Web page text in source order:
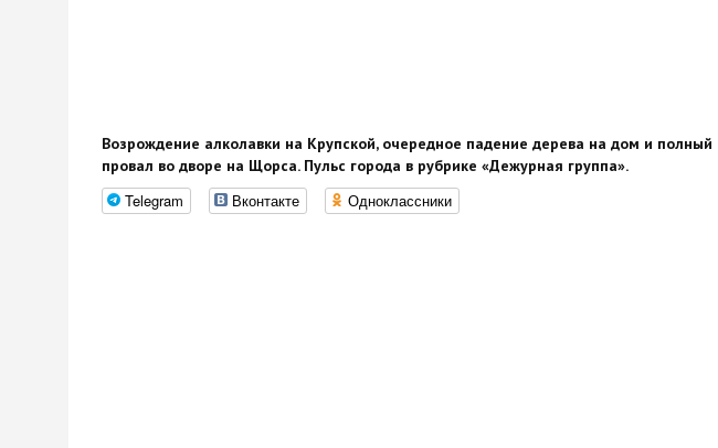
Возрождение алколавки на Крупской, очередное падение дерева на дом и полный
провал во дворе на Щорса. Пульс города в рубрике «Дежурная группа».
Telegram Вконтакте Одноклассники